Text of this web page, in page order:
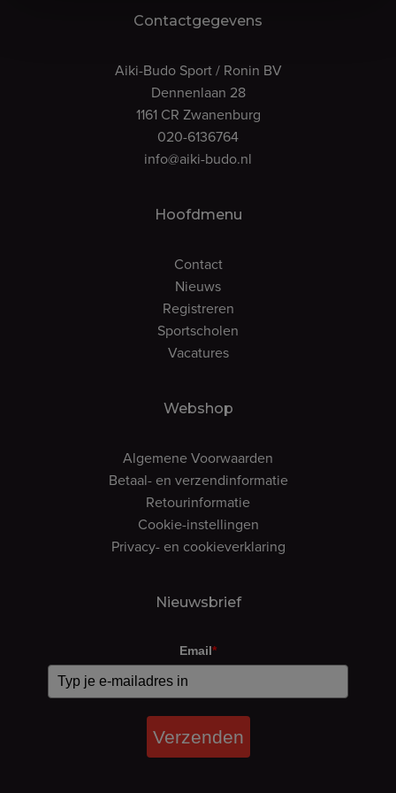
Contactgegevens
Aiki-Budo Sport / Ronin BV
Dennenlaan 28
1161 CR Zwanenburg
020-6136764
info@aiki-budo.nl
Hoofdmenu
Contact
Nieuws
Registreren
Sportscholen
Vacatures
Webshop
Algemene Voorwaarden
Betaal- en verzendinformatie
Retourinformatie
Cookie-instellingen
Privacy- en cookieverklaring
Nieuwsbrief
Email*
Verzenden